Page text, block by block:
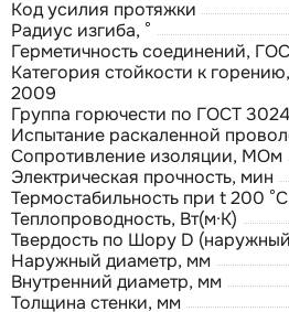
Код усилия протяжки
Радиус изгиба, °
Герметичность соединений,
Категория стойкости к
2009
Группа горючести по ГОСТ
Испытание раскаленной
Сопротивление изоляции, МОм
Электрическая прочность, мин
Термостабильность при t 200
Теплопроводность, Вт(м·К)
Твердость по Шору D
Наружный диаметр, мм
Внутренний диаметр, мм
Толщина стенки, мм